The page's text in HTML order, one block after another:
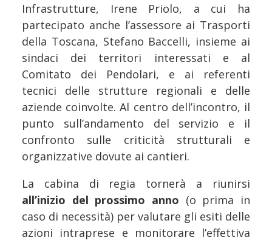
Infrastrutture, Irene Priolo, a cui ha
partecipato anche l’assessore ai Trasporti
della Toscana, Stefano Baccelli, insieme ai
sindaci dei territori interessati e al
Comitato dei Pendolari, e ai referenti
tecnici delle strutture regionali e delle
aziende coinvolte. Al centro dell’incontro, il
punto sull’andamento del servizio e il
confronto sulle criticità strutturali e
organizzative dovute ai cantieri.
La cabina di regia tornerà a riunirsi
all’inizio del prossimo anno (o prima in
caso di necessità) per valutare gli esiti delle
azioni intraprese e monitorare l’effettiva